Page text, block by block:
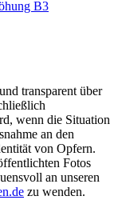
B3
transparent über
wenn die Situation
an den
von Opfern.
Fotos
an unseren
zu wenden.